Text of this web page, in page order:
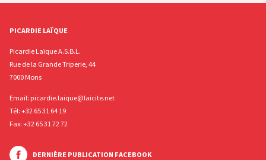
PICARDIE LAÏQUE
Picardie Laïque A.S.B.L.
Rue de la Grande Triperie, 44
7000 Mons
Email: picardie.laique@laicite.net
Tél: +32 65 31 64 19
Fax: +32 65 31 72 72
DERNIÈRE PUBLICATION FACEBOOK